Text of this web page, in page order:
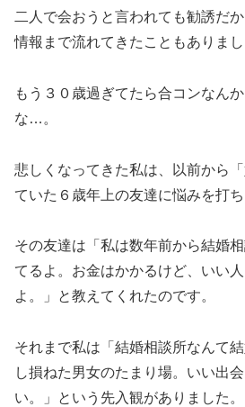
二人で会おうと言われても勧誘だ
情報まで流れてきたこともありまし
もう３０歳過ぎてたら合コンなん
な…。
悲しくなってきた私は、以前から
ていた６歳年上の友達に悩みを打ち
その友達は「私は数年前から結婚
てるよ。お金はかかるけど、いい
よ。」と教えてくれたのです。
それまで私は「結婚相談所なんて
し損ねた男女のたまり場。いい出
い。」という先入観がありました。